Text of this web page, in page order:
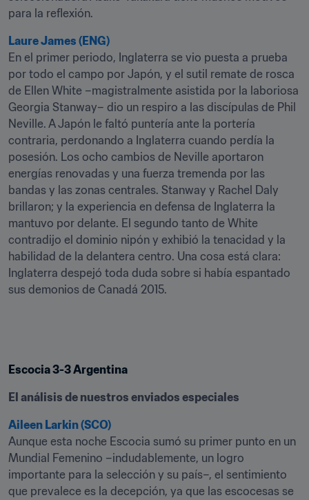
para la reflexión.
Laure James (ENG)
En el primer periodo, Inglaterra se vio puesta a prueba
por todo el campo por Japón, y el sutil remate de rosca
de Ellen White –magistralmente asistida por la laboriosa
Georgia Stanway– dio un respiro a las discípulas de Phil
Neville. A Japón le faltó puntería ante la portería
contraria, perdonando a Inglaterra cuando perdía la
posesión. Los ocho cambios de Neville aportaron
energías renovadas y una fuerza tremenda por las
bandas y las zonas centrales. Stanway y Rachel Daly
brillaron; y la experiencia en defensa de Inglaterra la
mantuvo por delante. El segundo tanto de White
contradijo el dominio nipón y exhibió la tenacidad y la
habilidad de la delantera centro. Una cosa está clara:
Inglaterra despejó toda duda sobre si había espantado
sus demonios de Canadá 2015.
Escocia 3-3 Argentina
El análisis de nuestros enviados especiales
Aileen Larkin (SCO)
Aunque esta noche Escocia sumó su primer punto en un
Mundial Femenino –indudablemente, un logro
importante para la selección y su país–, el sentimiento
que prevalece es la decepción, ya que las escocesas se